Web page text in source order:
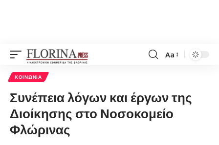
Font
Aa
ΚΟΙΝΩΝΊΑ
Συνέπεια λόγων και έργων της
Διοίκησης στο Νοσοκομείο
Φλώρινας